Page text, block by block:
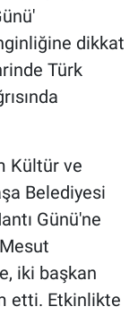
dikkat
Türk
Kültür ve
Belediyesi
Günü'ne
iki başkan
etti. Etkinlikte